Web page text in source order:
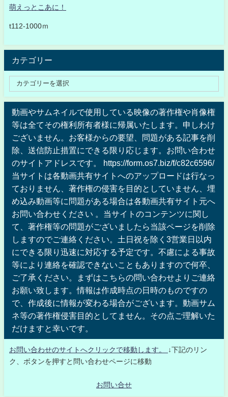
萌えっとこあに！
t112-1000ｍ
カテゴリー
動画やサムネイルで使用している映像の著作権や肖像権
等は全てその権利所有者様に帰属いたします。申しわけ
ございません。お客様からの要望、問題がある記事を削
除、送信防止措置にできる限り応じます。お問い合わせ
のサイトアドレスです。 https://form.os7.biz/f/c82c6596/
当サイトは各動画共有サイトへのアップロードは行なっ
ておりません、著作権の侵害を目的としていません、埋
め込み動画等に問題がある場合は各動画共有サイト元へ
お問い合わせください 。当サイトのコンテンツに関し
て、著作権等の問題がございましたら当該ページを削除
しますのでご連絡ください。土日祝を除く3営業日以内
にできる限り迅速に対応する予定です。不慮による事故
等により連絡を確認できないこともありますので何卒、
ご了承ください。まずはこちらの問い合わせよりご連絡
お願い致します。情報は作成時点の日時のものですの
で、作成後に情報が変わる場合がございます。動画サム
ネ等の著作権侵害目的としてません。その点ご理解いた
だけますと幸いです。
お問い合わせのサイトへクリックで移動します。
↓下記のリン
ク、ボタンを押すと問い合わせページに移動
お問い合せ